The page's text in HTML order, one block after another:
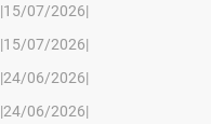
|15/07/2026|
|15/07/2026|
|24/06/2026|
|24/06/2026|